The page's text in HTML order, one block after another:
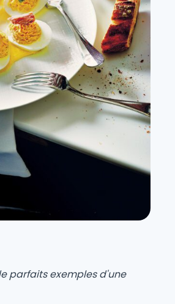
parfaits exemples d'une